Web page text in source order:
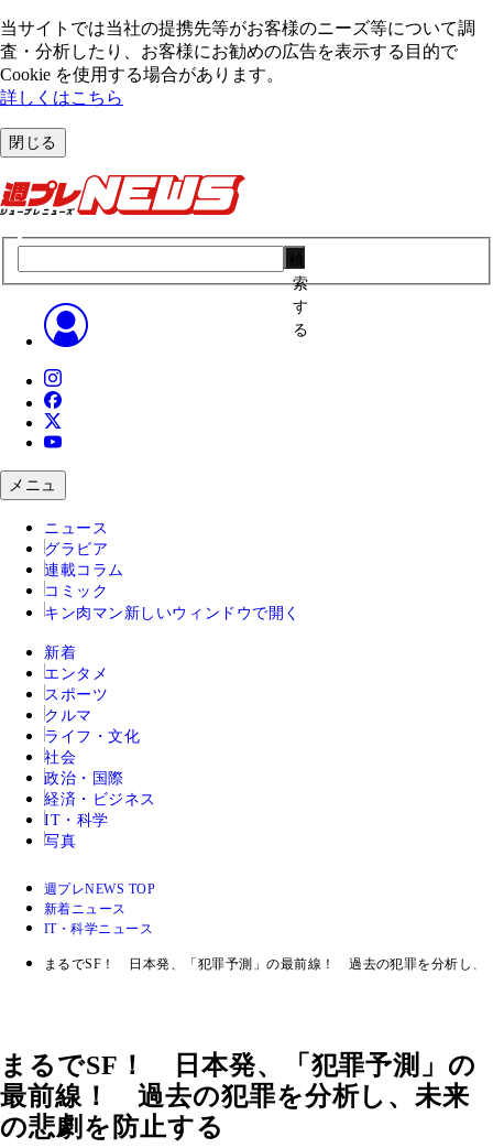
当サイトでは当社の提携先等がお客様のニーズ等について調
査・分析したり、お客様にお勧めの広告を表⽰する⽬的で
Cookie を使⽤する場合があります。
詳しくはこちら
閉じる
索
す
る
メニュ
ニュース
グラビア
連載コラム
コミック
キン肉マン 新しいウィンドウで開く
新着
エンタメ
スポーツ
クルマ
ライフ・文化
社会
政治・国際
経済・ビジネス
IT・科学
写真
週プレNEWS TOP
新着ニュース
IT・科学ニュース
まるでSF！ 日本発、「犯罪予測」の最前線！ 過去の犯罪を分析し、
まるでSF！ 日本発、「犯罪予測」の
最前線！ 過去の犯罪を分析し、未来
の悲劇を防止する